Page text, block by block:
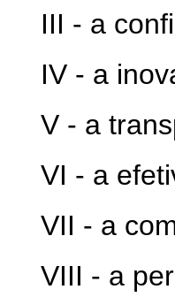
III - a
IV - a
V - a
VI - a
VII - a
VIII - a